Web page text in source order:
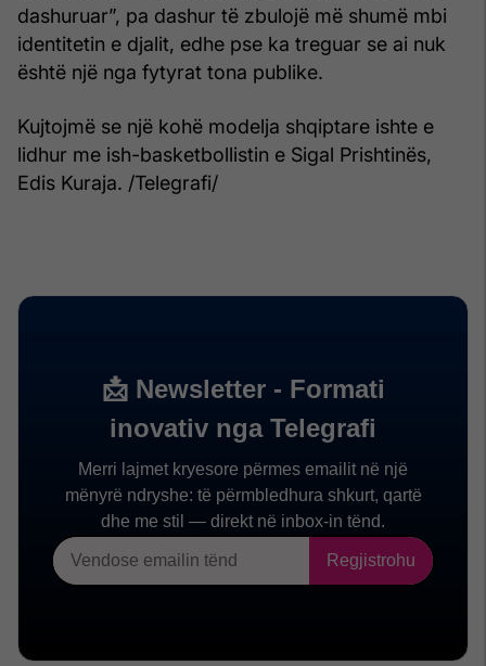
dashuruar”, pa dashur të zbulojë më shumë mbi
identitetin e djalit, edhe pse ka treguar se ai nuk
është një nga fytyrat tona publike.
Kujtojmë se një kohë modelja shqiptare ishte e
lidhur me ish-basketbollistin e Sigal Prishtinës,
Edis Kuraja. /Telegrafi/